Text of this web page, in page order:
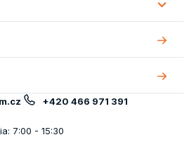
O
nás
+420 466 971 391
7:00 - 15:30